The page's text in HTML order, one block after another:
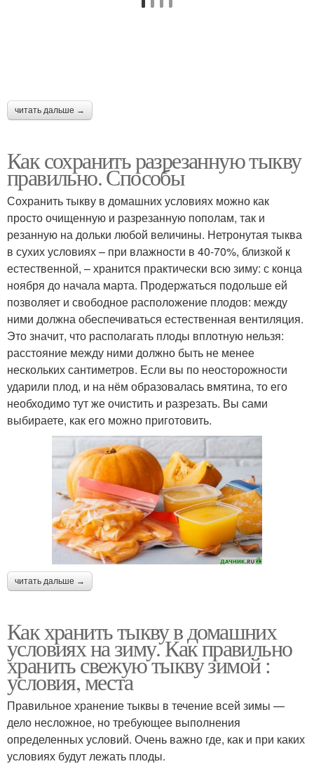
читать дальше →
Как сохранить разрезанную тыкву
правильно. Способы
Сохранить тыкву в домашних условиях можно как
просто очищенную и разрезанную пополам, так и
резанную на дольки любой величины. Нетронутая тыква
в сухих условиях – при влажности в 40-70%, близкой к
естественной, – хранится практически всю зиму: с конца
ноября до начала марта. Продержаться подольше ей
позволяет и свободное расположение плодов: между
ними должна обеспечиваться естественная вентиляция.
Это значит, что располагать плоды вплотную нельзя:
расстояние между ними должно быть не менее
нескольких сантиметров. Если вы по неосторожности
ударили плод, и на нём образовалась вмятина, то его
необходимо тут же очистить и разрезать. Вы сами
выбираете, как его можно приготовить.
читать дальше →
Как хранить тыкву в домашних
условиях на зиму. Как правильно
хранить свежую тыкву зимой :
условия, места
Правильное хранение тыквы в течение всей зимы —
дело несложное, но требующее выполнения
определенных условий. Очень важно где, как и при каких
условиях будут лежать плоды.